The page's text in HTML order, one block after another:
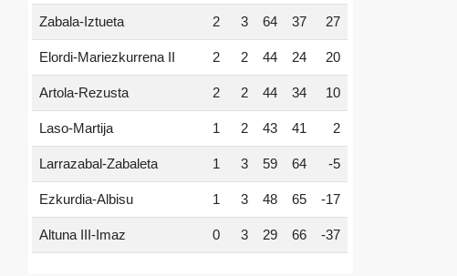
Zabala-Iztueta 2 3 64 37 27
Elordi-Mariezkurrena II 2 2 44 24 20
Artola-Rezusta 2 2 44 34 10
Laso-Martija 1 2 43 41 2
Larrazabal-Zabaleta 1 3 59 64 -5
Ezkurdia-Albisu 1 3 48 65 -17
Altuna III-Imaz 0 3 29 66 -37